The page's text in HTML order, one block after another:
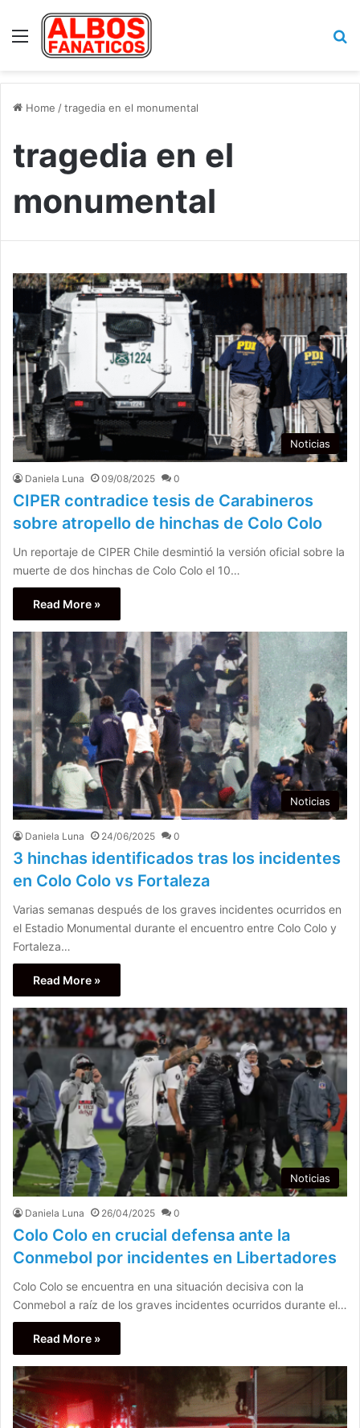
Menu
Home /tragedia en el monumental
tragedia en el
monumental
Noticias
Daniela Luna 09/08/2025 0
CIPER contradice tesis de Carabineros
sobre atropello de hinchas de Colo Colo
Un reportaje de CIPER Chile desmintió la versión oficial sobre la
muerte de dos hinchas de Colo Colo el 10…
Read More »
Noticias
Daniela Luna 24/06/2025 0
3 hinchas identificados tras los incidentes
en Colo Colo vs Fortaleza
Varias semanas después de los graves incidentes ocurridos en
el Estadio Monumental durante el encuentro entre Colo Colo y
Fortaleza…
Read More »
Noticias
Daniela Luna 26/04/2025 0
Colo Colo en crucial defensa ante la
Conmebol por incidentes en Libertadores
Colo Colo se encuentra en una situación decisiva con la
Conmebol a raíz de los graves incidentes ocurridos durante el…
Read More »